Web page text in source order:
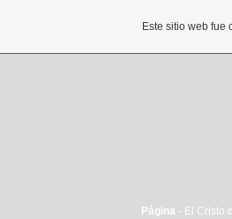
Página - El Cristo
Este sitio web fue